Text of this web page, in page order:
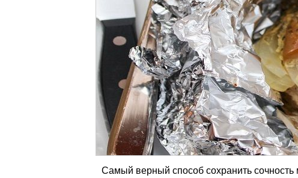
Самый верный способ сохранить